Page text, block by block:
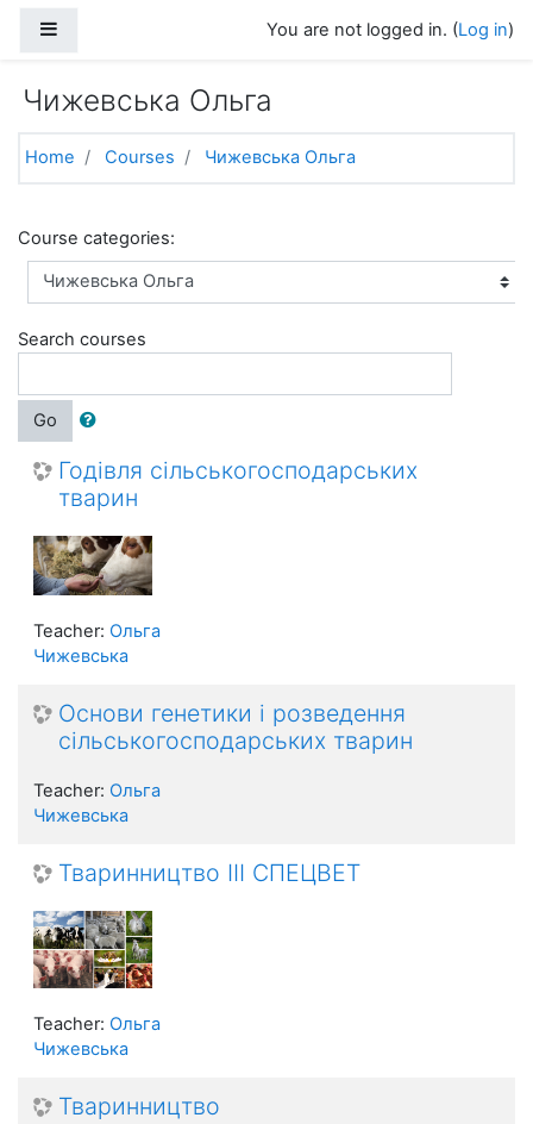
You are not logged in. (Log in)
Чижевська Ольга
Home Courses Чижевська Ольга
Course categories:
Search courses
Go
Годівля сільськогосподарських
тварин
Teacher: Ольга
Чижевська
Основи генетики і розведення
сільськогосподарських тварин
Teacher: Ольга
Чижевська
Тваринництво ІІІ СПЕЦВЕТ
Teacher: Ольга
Чижевська
Тваринництво